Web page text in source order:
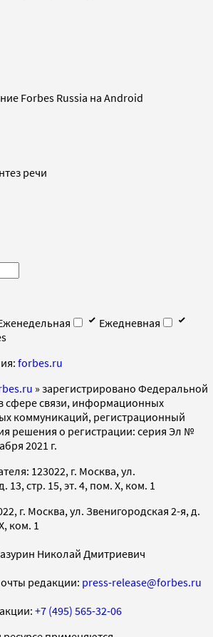
Forbes Russia на Android
речи
Ежедневная
forbes.ru
» зарегистрировано Федеральной
сфере связи, информационных
коммуникаций, регистрационный
решения о регистрации: серия Эл №
2021 г.
123022, г. Москва, ул.
13, стр. 15, эт. 4, пом. X, ком. 1
г. Москва, ул. Звенигородская 2-я, д.
ком. 1
Николай Дмитриевич
редакции: press-release@forbes.ru
+7 (495) 565-32-06